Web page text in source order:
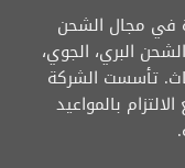
في مجال الشحن
البري، الجوي،
تأسست الشركة
بالمواعيد